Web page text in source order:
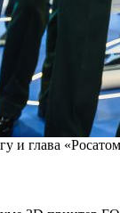
и глава